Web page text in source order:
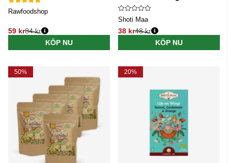
Rawfoodshop
59 kr
Ordinarie pris:
84 kr
KÖP NU
Shoti Maa
38 kr
Ordinarie pris:
48 kr
KÖP NU
50% 20%